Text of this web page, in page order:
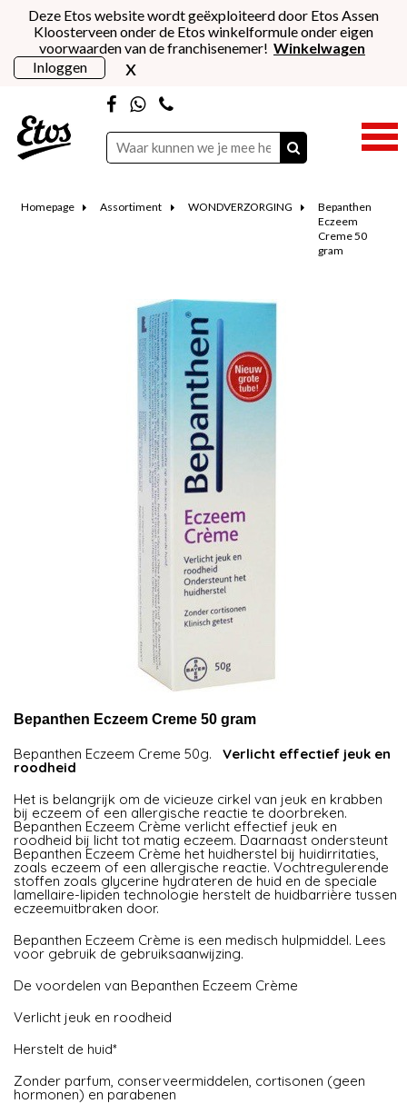
Deze Etos website wordt geëxploiteerd door Etos Assen
Kloosterveen onder de Etos winkelformule onder eigen
voorwaarden van de franchisenemer! Winkelwagen
Inloggen
x
Homepage Assortiment WONDVERZORGING
Bepanthen
Eczeem
Creme 50
gram
Bepanthen Eczeem Creme 50 gram
Bepanthen Eczeem Creme 50g.Verlicht effectief jeuk en
roodheid
Het is belangrijk om de vicieuze cirkel van jeuk en krabben
bij eczeem of een allergische reactie te doorbreken.
Bepanthen Eczeem Crème verlicht effectief jeuk en
roodheid bij licht tot matig eczeem. Daarnaast ondersteunt
Bepanthen Eczeem Crème het huidherstel bij huidirritaties,
zoals eczeem of een allergische reactie. Vochtregulerende
stoffen zoals glycerine hydrateren de huid en de speciale
lamellaire-lipiden technologie herstelt de huidbarrière tussen
eczeemuitbraken door.
Bepanthen Eczeem Crème is een medisch hulpmiddel. Lees
voor gebruik de gebruiksaanwijzing.
De voordelen van Bepanthen Eczeem Crème
Verlicht jeuk en roodheid
Herstelt de huid*
Zonder parfum, conserveermiddelen, cortisonen (geen
hormonen) en parabenen